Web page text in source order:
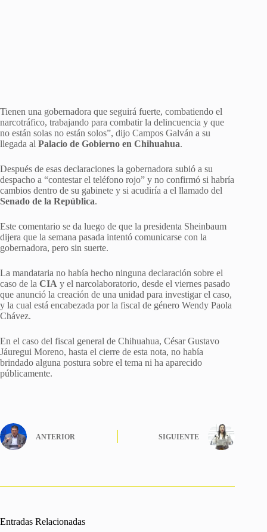
Tienen una gobernadora que seguirá fuerte, combatiendo el
narcotráfico, trabajando para combatir la delincuencia y que
no están solas no están solos”, dijo Campos Galván a su
llegada al Palacio de Gobierno en Chihuahua.
Después de esas declaraciones la gobernadora subió a su
despacho a “contestar el teléfono rojo” y no confirmó si habría
cambios dentro de su gabinete y si acudiría a el llamado del
Senado de la República.
Este comentario se da luego de que la presidenta Sheinbaum
dijera que la semana pasada intentó comunicarse con la
gobernadora, pero sin suerte.
La mandataria no había hecho ninguna declaración sobre el
caso de la CIA y el narcolaboratorio, desde el viernes pasado
que anunció la creación de una unidad para investigar el caso,
y la cual está encabezada por la fiscal de género Wendy Paola
Chávez.
En el caso del fiscal general de Chihuahua, César Gustavo
Jáuregui Moreno, hasta el cierre de esta nota, no había
brindado alguna postura sobre el tema ni ha aparecido
públicamente.
ANTERIOR SIGUIENTE
Entradas Relacionadas